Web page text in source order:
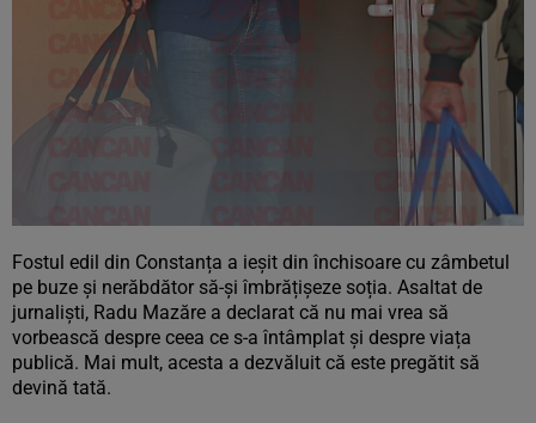
Fostul edil din Constanța a ieșit din închisoare cu zâmbetul
pe buze și nerăbdător să-și îmbrățișeze soția. Asaltat de
jurnaliști, Radu Mazăre a declarat că nu mai vrea să
vorbească despre ceea ce s-a întâmplat și despre viața
publică. Mai mult, acesta a dezvăluit că este pregătit să
devină tată.